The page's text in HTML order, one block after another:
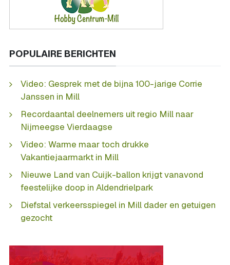
POPULAIRE BERICHTEN
Video: Gesprek met de bijna 100-jarige Corrie
Janssen in Mill
Recordaantal deelnemers uit regio Mill naar
Nijmeegse Vierdaagse
Video: Warme maar toch drukke
Vakantiejaarmarkt in Mill
Nieuwe Land van Cuijk-ballon krijgt vanavond
feestelijke doop in Aldendrielpark
Diefstal verkeersspiegel in Mill dader en getuigen
gezocht